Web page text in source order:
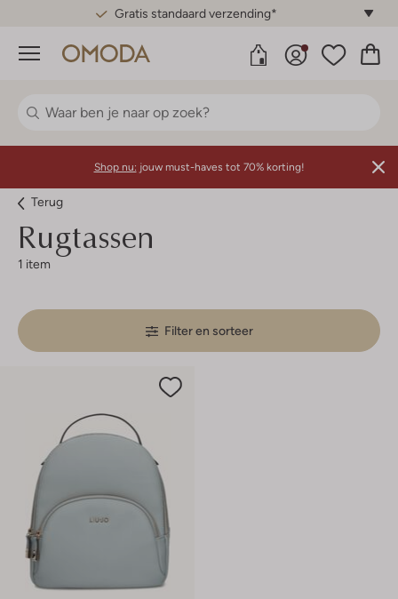
Gratis standaard verzending*
Menu
Shop nu: jouw must-haves tot 70% korting!
Terug
Rugtassen
1 item
Filter en sorteer